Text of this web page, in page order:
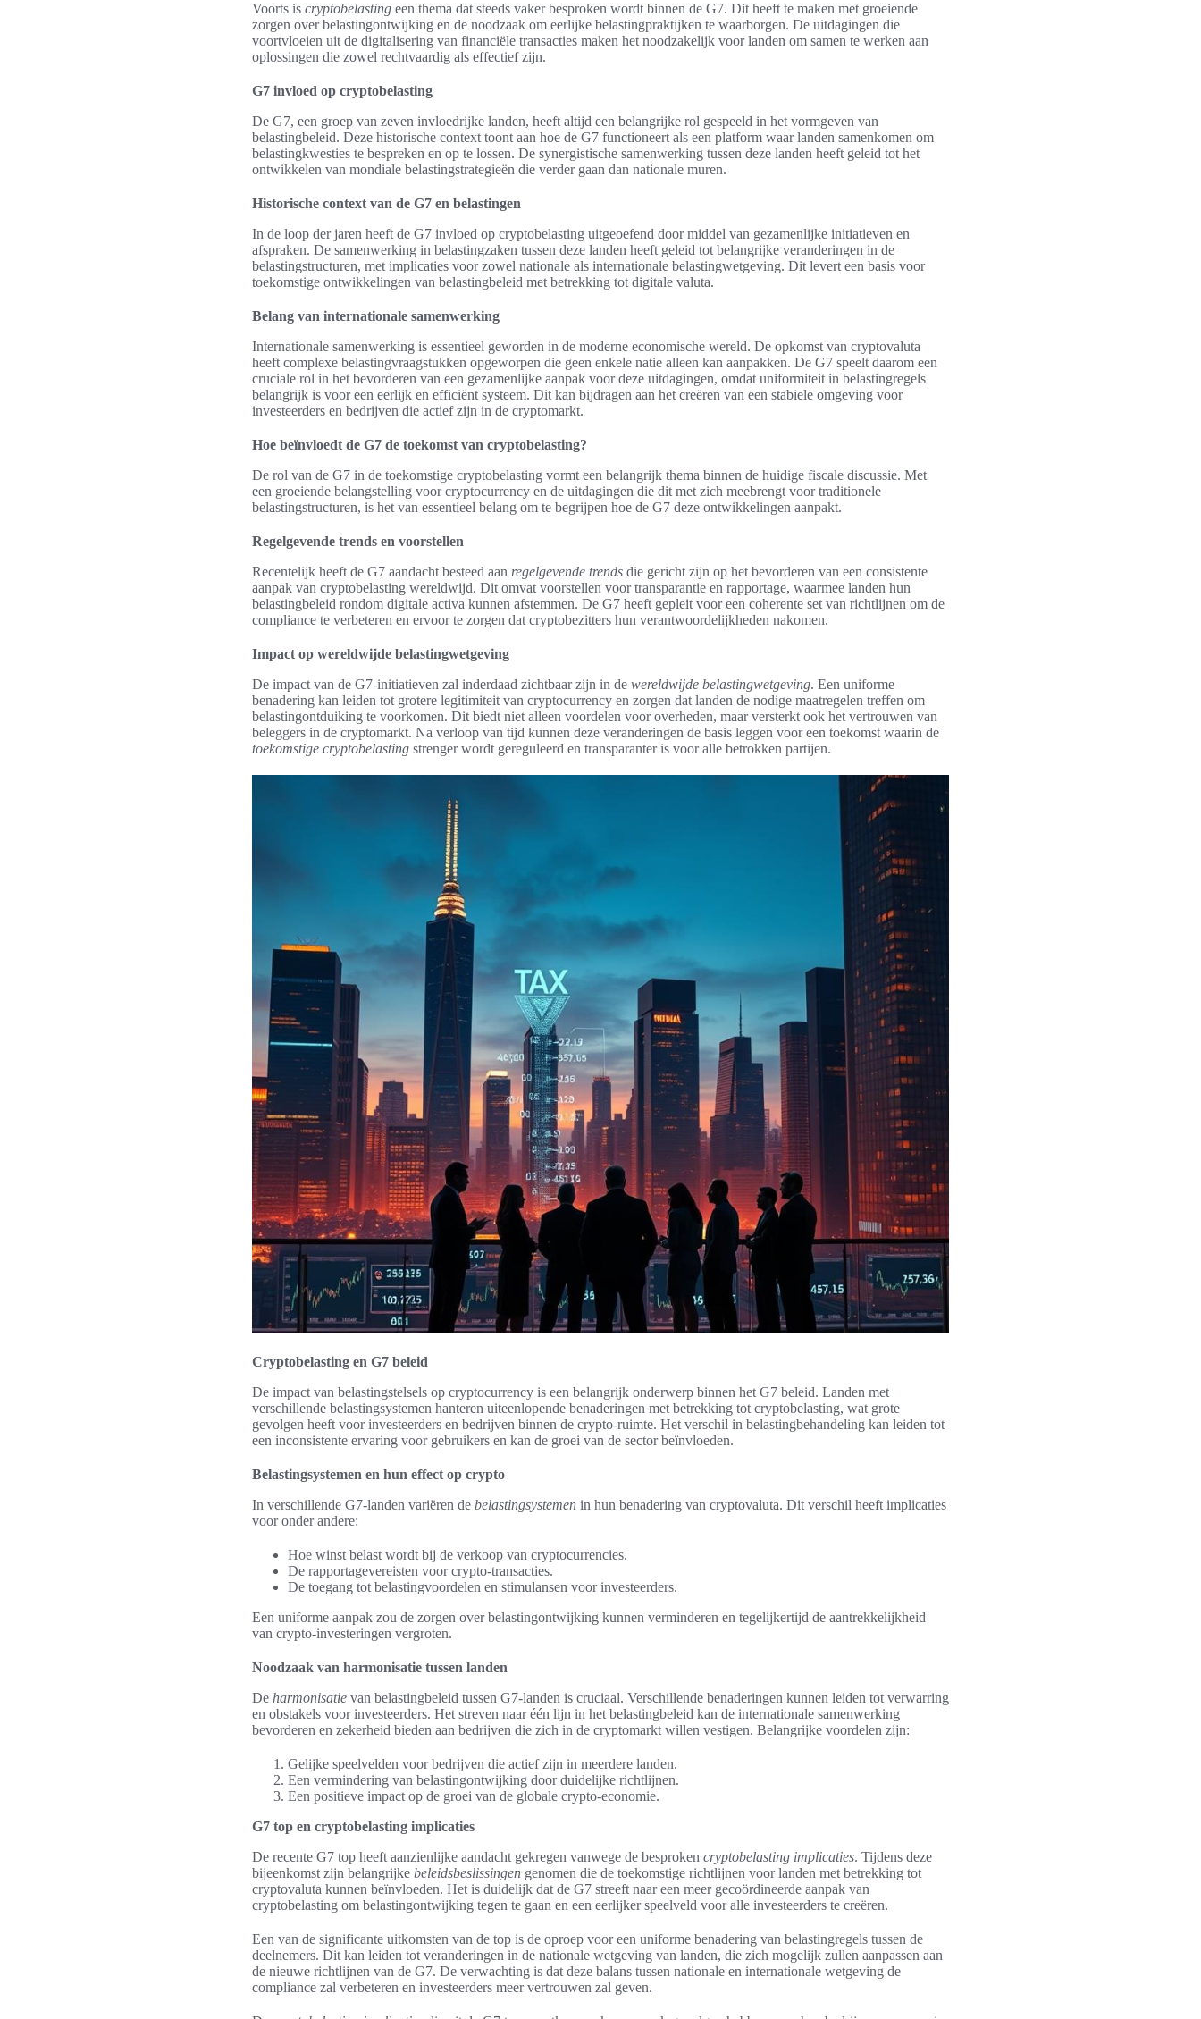
Voorts is cryptobelasting een thema dat steeds vaker besproken wordt binnen de G7. Dit heeft te maken met groeiende
zorgen over belastingontwijking en de noodzaak om eerlijke belastingpraktijken te waarborgen. De uitdagingen die
voortvloeien uit de digitalisering van financiële transacties maken het noodzakelijk voor landen om samen te werken aan
oplossingen die zowel rechtvaardig als effectief zijn.
G7 invloed op cryptobelasting
De G7, een groep van zeven invloedrijke landen, heeft altijd een belangrijke rol gespeeld in het vormgeven van
belastingbeleid. Deze historische context toont aan hoe de G7 functioneert als een platform waar landen samenkomen om
belastingkwesties te bespreken en op te lossen. De synergistische samenwerking tussen deze landen heeft geleid tot het
ontwikkelen van mondiale belastingstrategieën die verder gaan dan nationale muren.
Historische context van de G7 en belastingen
In de loop der jaren heeft de G7 invloed op cryptobelasting uitgeoefend door middel van gezamenlijke initiatieven en
afspraken. De samenwerking in belastingzaken tussen deze landen heeft geleid tot belangrijke veranderingen in de
belastingstructuren, met implicaties voor zowel nationale als internationale belastingwetgeving. Dit levert een basis voor
toekomstige ontwikkelingen van belastingbeleid met betrekking tot digitale valuta.
Belang van internationale samenwerking
Internationale samenwerking is essentieel geworden in de moderne economische wereld. De opkomst van cryptovaluta
heeft complexe belastingvraagstukken opgeworpen die geen enkele natie alleen kan aanpakken. De G7 speelt daarom een
cruciale rol in het bevorderen van een gezamenlijke aanpak voor deze uitdagingen, omdat uniformiteit in belastingregels
belangrijk is voor een eerlijk en efficiënt systeem. Dit kan bijdragen aan het creëren van een stabiele omgeving voor
investeerders en bedrijven die actief zijn in de cryptomarkt.
Hoe beïnvloedt de G7 de toekomst van cryptobelasting?
De rol van de G7 in de toekomstige cryptobelasting vormt een belangrijk thema binnen de huidige fiscale discussie. Met
een groeiende belangstelling voor cryptocurrency en de uitdagingen die dit met zich meebrengt voor traditionele
belastingstructuren, is het van essentieel belang om te begrijpen hoe de G7 deze ontwikkelingen aanpakt.
Regelgevende trends en voorstellen
Recentelijk heeft de G7 aandacht besteed aan regelgevende trends die gericht zijn op het bevorderen van een consistente
aanpak van cryptobelasting wereldwijd. Dit omvat voorstellen voor transparantie en rapportage, waarmee landen hun
belastingbeleid rondom digitale activa kunnen afstemmen. De G7 heeft gepleit voor een coherente set van richtlijnen om de
compliance te verbeteren en ervoor te zorgen dat cryptobezitters hun verantwoordelijkheden nakomen.
Impact op wereldwijde belastingwetgeving
De impact van de G7-initiatieven zal inderdaad zichtbaar zijn in de wereldwijde belastingwetgeving. Een uniforme
benadering kan leiden tot grotere legitimiteit van cryptocurrency en zorgen dat landen de nodige maatregelen treffen om
belastingontduiking te voorkomen. Dit biedt niet alleen voordelen voor overheden, maar versterkt ook het vertrouwen van
beleggers in de cryptomarkt. Na verloop van tijd kunnen deze veranderingen de basis leggen voor een toekomst waarin de
toekomstige cryptobelasting strenger wordt gereguleerd en transparanter is voor alle betrokken partijen.
Cryptobelasting en G7 beleid
De impact van belastingstelsels op cryptocurrency is een belangrijk onderwerp binnen het G7 beleid. Landen met
verschillende belastingsystemen hanteren uiteenlopende benaderingen met betrekking tot cryptobelasting, wat grote
gevolgen heeft voor investeerders en bedrijven binnen de crypto-ruimte. Het verschil in belastingbehandeling kan leiden tot
een inconsistente ervaring voor gebruikers en kan de groei van de sector beïnvloeden.
Belastingsystemen en hun effect op crypto
In verschillende G7-landen variëren de belastingsystemen in hun benadering van cryptovaluta. Dit verschil heeft implicaties
voor onder andere:
Hoe winst belast wordt bij de verkoop van cryptocurrencies.
De rapportagevereisten voor crypto-transacties.
De toegang tot belastingvoordelen en stimulansen voor investeerders.
Een uniforme aanpak zou de zorgen over belastingontwijking kunnen verminderen en tegelijkertijd de aantrekkelijkheid
van crypto-investeringen vergroten.
Noodzaak van harmonisatie tussen landen
De harmonisatie van belastingbeleid tussen G7-landen is cruciaal. Verschillende benaderingen kunnen leiden tot verwarring
en obstakels voor investeerders. Het streven naar één lijn in het belastingbeleid kan de internationale samenwerking
bevorderen en zekerheid bieden aan bedrijven die zich in de cryptomarkt willen vestigen. Belangrijke voordelen zijn:
Gelijke speelvelden voor bedrijven die actief zijn in meerdere landen.
Een vermindering van belastingontwijking door duidelijke richtlijnen.
Een positieve impact op de groei van de globale crypto-economie.
G7 top en cryptobelasting implicaties
De recente G7 top heeft aanzienlijke aandacht gekregen vanwege de besproken cryptobelasting implicaties. Tijdens deze
bijeenkomst zijn belangrijke beleidsbeslissingen genomen die de toekomstige richtlijnen voor landen met betrekking tot
cryptovaluta kunnen beïnvloeden. Het is duidelijk dat de G7 streeft naar een meer gecoördineerde aanpak van
cryptobelasting om belastingontwijking tegen te gaan en een eerlijker speelveld voor alle investeerders te creëren.
Een van de significante uitkomsten van de top is de oproep voor een uniforme benadering van belastingregels tussen de
deelnemers. Dit kan leiden tot veranderingen in de nationale wetgeving van landen, die zich mogelijk zullen aanpassen aan
de nieuwe richtlijnen van de G7. De verwachting is dat deze balans tussen nationale en internationale wetgeving de
compliance zal verbeteren en investeerders meer vertrouwen zal geven.